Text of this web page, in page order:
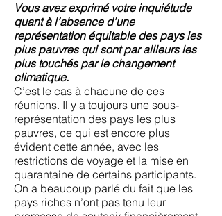
Vous avez exprimé votre inquiétude
quant à l’absence d’une
représentation équitable des pays les
plus pauvres qui sont par ailleurs les
plus touchés par le changement
climatique.
C’est le cas à chacune de ces
réunions. Il y a toujours une sous-
représentation des pays les plus
pauvres, ce qui est encore plus
évident cette année, avec les
restrictions de voyage et la mise en
quarantaine de certains participants.
On a beaucoup parlé du fait que les
pays riches n’ont pas tenu leur